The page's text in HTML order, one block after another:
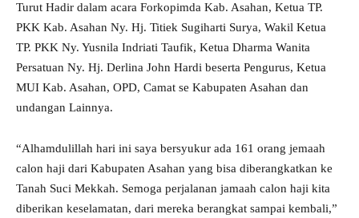
Turut Hadir dalam acara Forkopimda Kab. Asahan, Ketua TP.
PKK Kab. Asahan Ny. Hj. Titiek Sugiharti Surya, Wakil Ketua
TP. PKK Ny. Yusnila Indriati Taufik, Ketua Dharma Wanita
Persatuan Ny. Hj. Derlina John Hardi beserta Pengurus, Ketua
MUI Kab. Asahan, OPD, Camat se Kabupaten Asahan dan
undangan Lainnya.
“Alhamdulillah hari ini saya bersyukur ada 161 orang jemaah
calon haji dari Kabupaten Asahan yang bisa diberangkatkan ke
Tanah Suci Mekkah. Semoga perjalanan jamaah calon haji kita
diberikan keselamatan, dari mereka berangkat sampai kembali,”